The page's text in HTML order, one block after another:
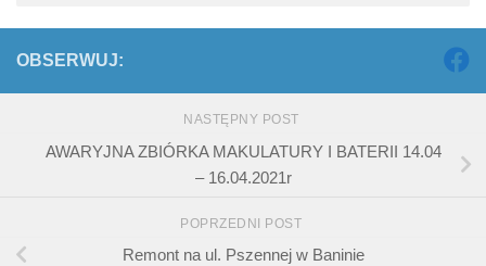
OBSERWUJ:
NASTĘPNY POST
AWARYJNA ZBIÓRKA MAKULATURY I BATERII 14.04
– 16.04.2021r
POPRZEDNI POST
Remont na ul. Pszennej w Baninie